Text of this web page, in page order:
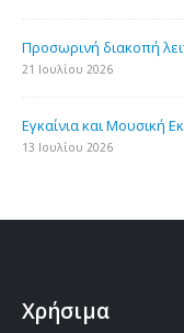
Προσωρινή διακοπή
21 Ιουλίου 2026
Εγκαίνια και Μουσική
13 Ιουλίου 2026
Χρήσιμα